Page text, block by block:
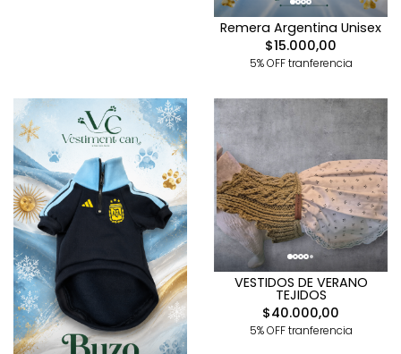
Remera Argentina Unisex
$15.000,00
5% OFF tranferencia
VESTIDOS DE VERANO
TEJIDOS
$40.000,00
5% OFF tranferencia